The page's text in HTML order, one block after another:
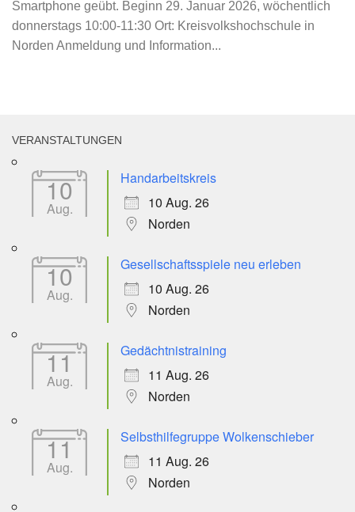
Smartphone geübt. Beginn 29. Januar 2026, wöchentlich
donnerstags 10:00-11:30 Ort: Kreisvolkshochschule in
Norden Anmeldung und Information...
VERANSTALTUNGEN
10
Aug.
Handarbeitskreis
10 Aug. 26
Norden
10
Aug.
Gesellschaftsspiele neu erleben
10 Aug. 26
Norden
11
Aug.
Gedächtnistraining
11 Aug. 26
Norden
11
Aug.
Selbsthilfegruppe Wolkenschieber
11 Aug. 26
Norden